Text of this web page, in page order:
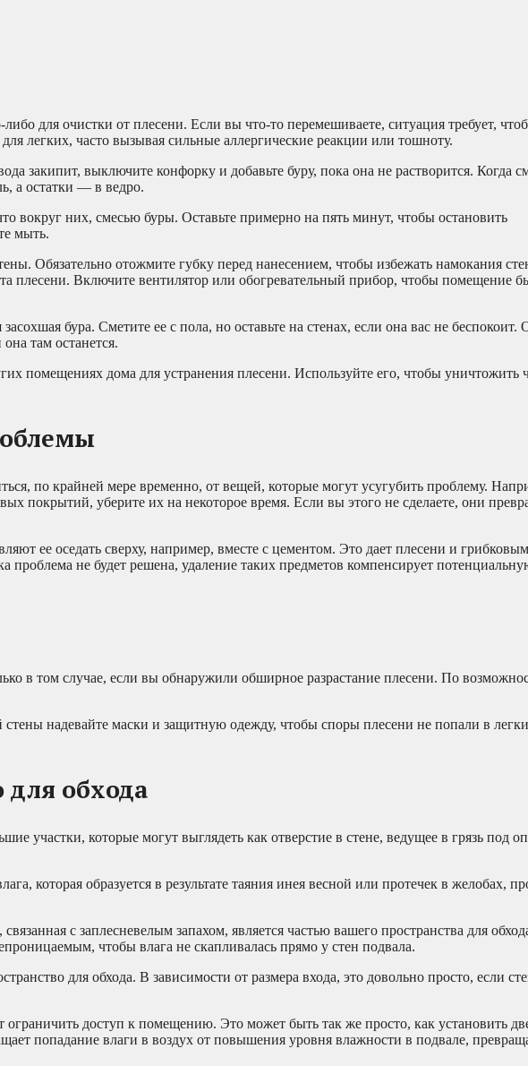
для очистки от плесени. Если вы что-то перемешиваете, ситуация требует,
легких, часто вызывая сильные аллергические реакции или тошноту.
закипит, выключите конфорку и добавьте буру, пока она не растворится. Когда
а остатки — в ведро.
вокруг них, смесью буры. Оставьте примерно на пять минут, чтобы остановить
мыть.
Обязательно отожмите губку перед нанесением, чтобы избежать намокания
плесени. Включите вентилятор или обогревательный прибор, чтобы помещение
бура. Сметите ее с пола, но оставьте на стенах, если она вас не беспокоит.
там останется.
помещениях дома для устранения плесени. Используйте его, чтобы уничтожить
по крайней мере временно, от вещей, которые могут усугубить проблему.
покрытий, уберите их на некоторое время. Если вы этого не сделаете, они
ее оседать сверху, например, вместе с цементом. Это дает плесени и
проблема не будет решена, удаление таких предметов компенсирует
в том случае, если вы обнаружили обширное разрастание плесени. По
надевайте маски и защитную одежду, чтобы споры плесени не попали в
для обхода
участки, которые могут выглядеть как отверстие в стене, ведущее в грязь под
которая образуется в результате таяния инея весной или протечек в желобах,
с заплесневелым запахом, является частью вашего пространства для
чтобы влага не скапливалась прямо у стен подвала.
для обхода. В зависимости от размера входа, это довольно просто, если
ограничить доступ к помещению. Это может быть так же просто, как установить
попадание влаги в воздух от повышения уровня влажности в подвале,